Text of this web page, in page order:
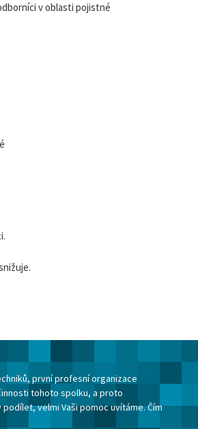
v oblasti pojistné
první profesní organizace
tohoto spolku, a proto
velmi Vaši pomoc uvítáme. Čím